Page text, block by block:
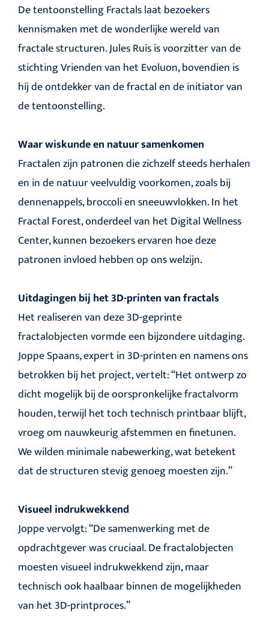
De tentoonstelling Fractals laat bezoekers
kennismaken met de wonderlijke wereld van
fractale structuren. Jules Ruis is voorzitter van de
stichting Vrienden van het Evoluon, bovendien is
hij de ontdekker van de fractal en de initiator van
de tentoonstelling.
Waar wiskunde en natuur samenkomen
Fractalen zijn patronen die zichzelf steeds herhalen
en in de natuur veelvuldig voorkomen, zoals bij
dennenappels, broccoli en sneeuwvlokken. In het
Fractal Forest, onderdeel van het Digital Wellness
Center, kunnen bezoekers ervaren hoe deze
patronen invloed hebben op ons welzijn.
Uitdagingen bij het 3D-printen van fractals
Het realiseren van deze 3D-geprinte
fractalobjecten vormde een bijzondere uitdaging.
Joppe Spaans, expert in 3D-printen en namens ons
betrokken bij het project, vertelt: “Het ontwerp zo
dicht mogelijk bij de oorspronkelijke fractalvorm
houden, terwijl het toch technisch printbaar blijft,
vroeg om nauwkeurig afstemmen en finetunen.
We wilden minimale nabewerking, wat betekent
dat de structuren stevig genoeg moesten zijn.”
Visueel indrukwekkend
Joppe vervolgt: “De samenwerking met de
opdrachtgever was cruciaal. De fractalobjecten
moesten visueel indrukwekkend zijn, maar
technisch ook haalbaar binnen de mogelijkheden
van het 3D-printproces.”